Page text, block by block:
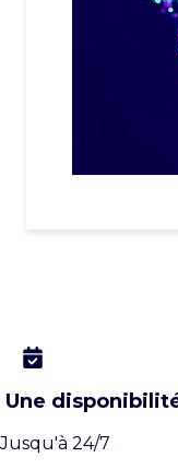
Une
Jusqu'à 24/7